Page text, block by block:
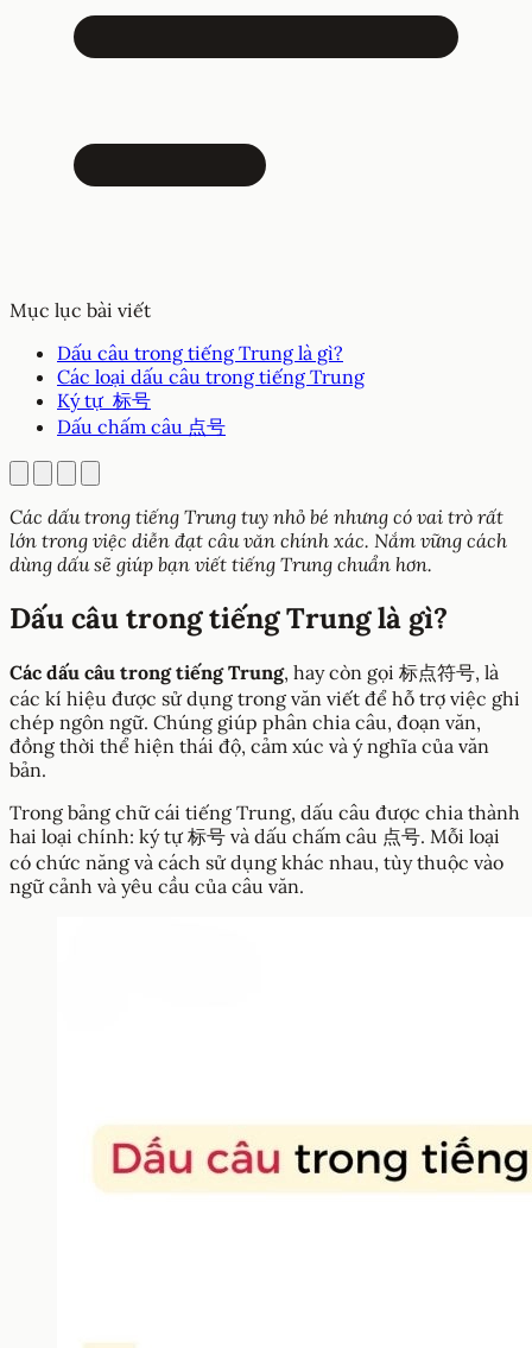
Mục lục bài viết
Dấu câu trong tiếng Trung là gì?
Các loại dấu câu trong tiếng Trung
Ký tự 标号
Dấu chấm câu 点号
Các dấu trong tiếng Trung tuy nhỏ bé nhưng có vai trò rất
lớn trong việc diễn đạt câu văn chính xác. Nắm vững cách
dùng dấu sẽ giúp bạn viết tiếng Trung chuẩn hơn.
Dấu câu trong tiếng Trung là gì?
Các dấu câu trong tiếng Trung, hay còn gọi 标点符号, là
các kí hiệu được sử dụng trong văn viết để hỗ trợ việc ghi
chép ngôn ngữ. Chúng giúp phân chia câu, đoạn văn,
đồng thời thể hiện thái độ, cảm xúc và ý nghĩa của văn
bản.
Trong bảng chữ cái tiếng Trung, dấu câu được chia thành
hai loại chính: ký tự 标号 và dấu chấm câu 点号. Mỗi loại
có chức năng và cách sử dụng khác nhau, tùy thuộc vào
ngữ cảnh và yêu cầu của câu văn.